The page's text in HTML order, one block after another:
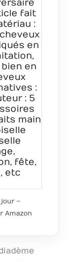
fait
:
en
en
:
: 5
main
fête,
etc
–
Amazon